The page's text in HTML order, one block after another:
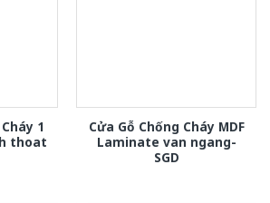
1
thoat
Cửa Gỗ Chống Cháy MDF
Laminate van ngang-
SGD